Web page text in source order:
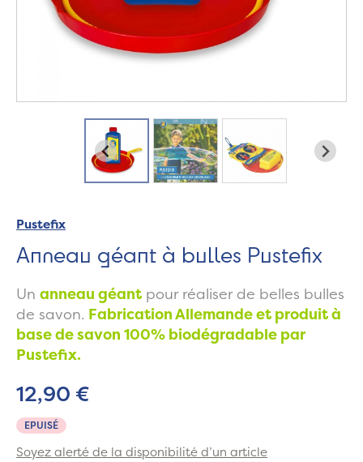
Pustefix
Anneau géant à bulles Pustefix
Un anneau géant pour réaliser de belles bulles
de savon. Fabrication Allemande et produit à
base de savon 100% biodégradable par
Pustefix.
EPUISÉ
12,90 €
Soyez alerté de la disponibilité d’un article